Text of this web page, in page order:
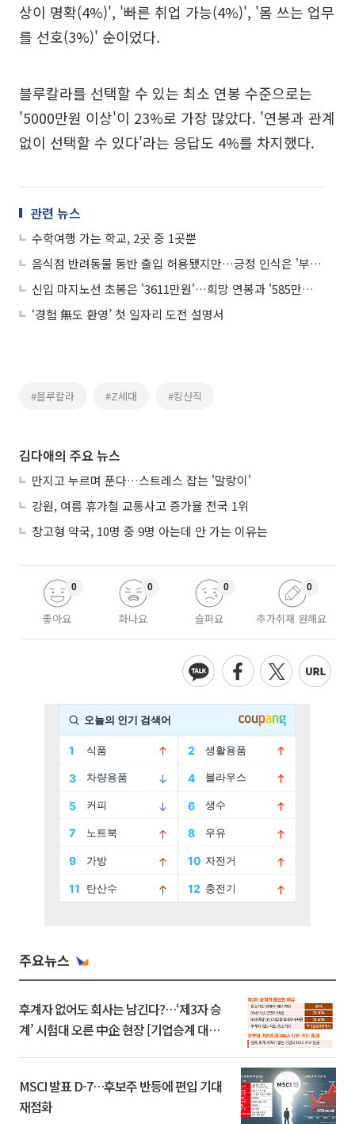
상이 명확(4%)', '빠른 취업 가능(4%)', '몸 쓰는 업무
를 선호(3%)' 순이었다.
블루칼라를 선택할 수 있는 최소 연봉 수준으로는
'5000만원 이상'이 23%로 가장 많았다. '연봉과 관계
없이 선택할 수 있다'라는 응답도 4%를 차지했다.
관련 뉴스
수학여행 가는 학교, 2곳 중 1곳뿐
음식점 반려동물 동반 출입 허용됐지만…긍정 인식은 '부족'
신입 마지노선 초봉은 '3611만원'…희망 연봉과 '585만원' 차이
‘경험 無도 환영’ 첫 일자리 도전 설명서
#블루칼라 #Z세대 #킹산직
김다애의 주요 뉴스
만지고 누르며 푼다…스트레스 잡는 '말랑이'
강원, 여름 휴가철 교통사고 증가율 전국 1위
창고형 약국, 10명 중 9명 아는데 안 가는 이유는
좋아요
0
화나요
0
슬퍼요
0
추가취재 원해요
0
주요뉴스
후계자 없어도 회사는 남긴다?…‘제3자 승
계’ 시험대 오른 中企 현장 [기업승계 대전
MSCI 발표 D-7…후보주 반등에 편입 기대
재점화